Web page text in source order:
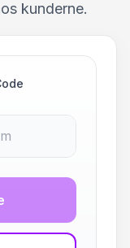
kunderne.